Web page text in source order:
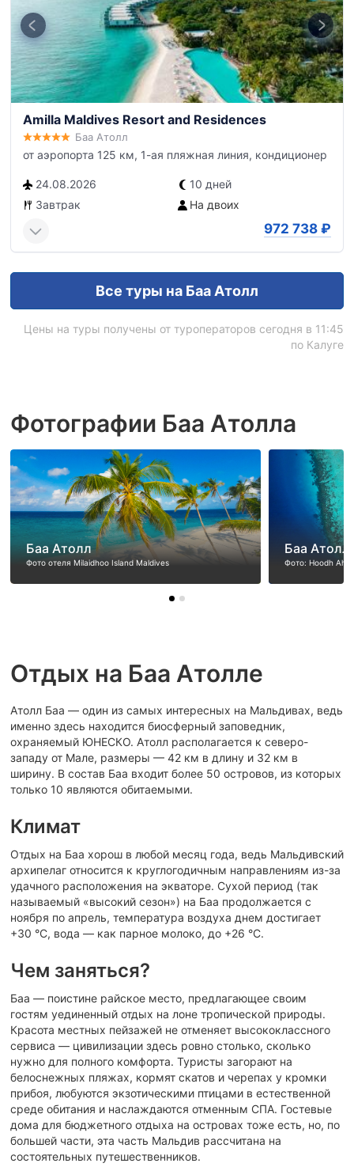
Amilla Maldives Resort and Residences
Баа Атолл
от аэропорта 125 км, 1-ая пляжная линия, кондиционер
24.08.2026
10 дней
Завтрак
На двоих
972 738 ₽
Все туры на Баа Атолл
Цены на туры получены от туроператоров сегодня в 11:45
по Калуге
Фотографии Баа Атолла
Баа Атолл
Фото отеля Milaidhoo Island Maldives
Баа Атолл
Фото: Hoodh
Отдых на Баа Атолле
Атолл Баа — один из самых интересных на Мальдивах, ведь
именно здесь находится биосферный заповедник,
охраняемый ЮНЕСКО. Атолл располагается к северо-
западу от Мале, размеры — 42 км в длину и 32 км в
ширину. В состав Баа входит более 50 островов, из которых
только 10 являются обитаемыми.
Климат
Отдых на Баа хорош в любой месяц года, ведь Мальдивский
архипелаг относится к круглогодичным направлениям из-за
удачного расположения на экваторе. Сухой период (так
называемый «высокий сезон») на Баа продолжается с
ноября по апрель, температура воздуха днем достигает
+30 °C, вода — как парное молоко, до +26 °C.
Чем заняться?
Баа — поистине райское место, предлагающее своим
гостям уединенный отдых на лоне тропической природы.
Красота местных пейзажей не отменяет высококлассного
сервиса — цивилизации здесь ровно столько, сколько
нужно для полного комфорта. Туристы загорают на
белоснежных пляжах, кормят скатов и черепах у кромки
прибоя, любуются экзотическими птицами в естественной
среде обитания и наслаждаются отменным СПА. Гостевые
дома для бюджетного отдыха на островах тоже есть, но, по
большей части, эта часть Мальдив рассчитана на
состоятельных путешественников.